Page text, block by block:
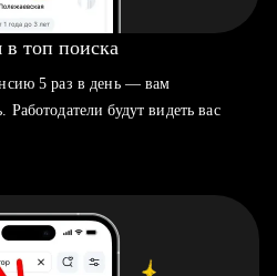
в топ поиска
5 раз в день — вам
будут видеть вас